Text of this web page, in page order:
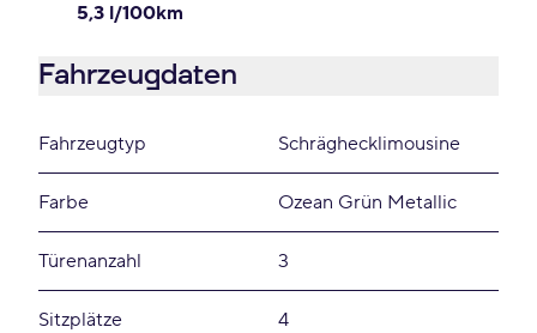
5,3 l/100km
Fahrzeugdaten
Fahrzeugtyp Schräghecklimousine
Farbe Ozean Grün Metallic
Türenanzahl 3
Sitzplätze 4